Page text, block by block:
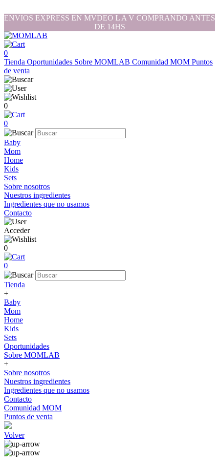
ENVIOS EXPRESS EN MVDEO L A V COMPRANDO ANTES
DE 14HS
0
Tienda Oportunidades Sobre MOMLAB Comunidad MOM Puntos
de venta
0
0
Baby
Mom
Home
Kids
Sets
Sobre nosotros
Nuestros ingredientes
Ingredientes que no usamos
Contacto
Acceder
0
0
Tienda
+
Baby
Mom
Home
Kids
Sets
Oportunidades
Sobre MOMLAB
+
Sobre nosotros
Nuestros ingredientes
Ingredientes que no usamos
Contacto
Comunidad MOM
Puntos de venta
Volver